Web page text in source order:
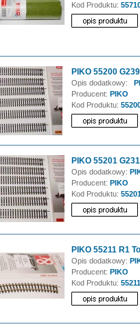
Kod Produktu:
PIKO 55200
Opis dodatkowy:
Producent: PIKO
Kod Produktu:
PIKO 55201
Opis dodatkowy:
Producent: PIKO
Kod Produktu:
PIKO 55211 R1
Opis dodatkowy:
Producent: PIKO
Kod Produktu: 55211